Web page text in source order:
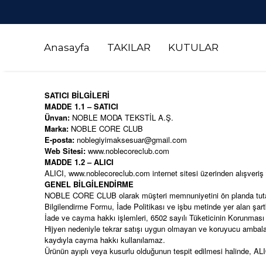
Anasayfa TAKILAR KUTULAR
SATICI BİLGİLERİ
MADDE 1.1 – SATICI
Ünvan: NOBLE MODA TEKSTİL A.Ş.
Marka: NOBLE CORE CLUB
E-posta: noblegiyimaksesuar@gmail.com
Web Sitesi: www.noblecoreclub.com
MADDE 1.2 – ALICI
ALICI, www.noblecoreclub.com internet sitesi üzerinden
GENEL BİLGİLENDİRME
NOBLE CORE CLUB olarak müşteri memnuniyetini ön planda
Bilgilendirme Formu, İade Politikası ve işbu metinde yer alan
İade ve cayma hakkı işlemleri, 6502 sayılı Tüketicinin
Hijyen nedeniyle tekrar satışı uygun olmayan ve koruyucu
kaydıyla cayma hakkı kullanılamaz.
Ürünün ayıplı veya kusurlu olduğunun tespit edilmesi halinde,